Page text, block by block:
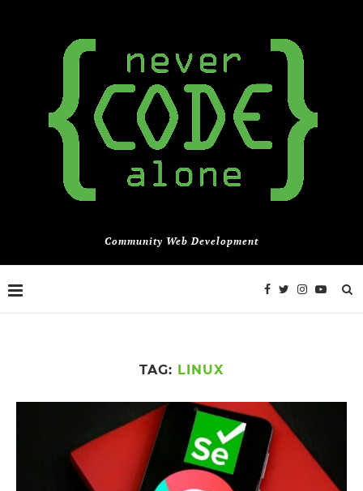
Community Web Development
TAG: LINUX